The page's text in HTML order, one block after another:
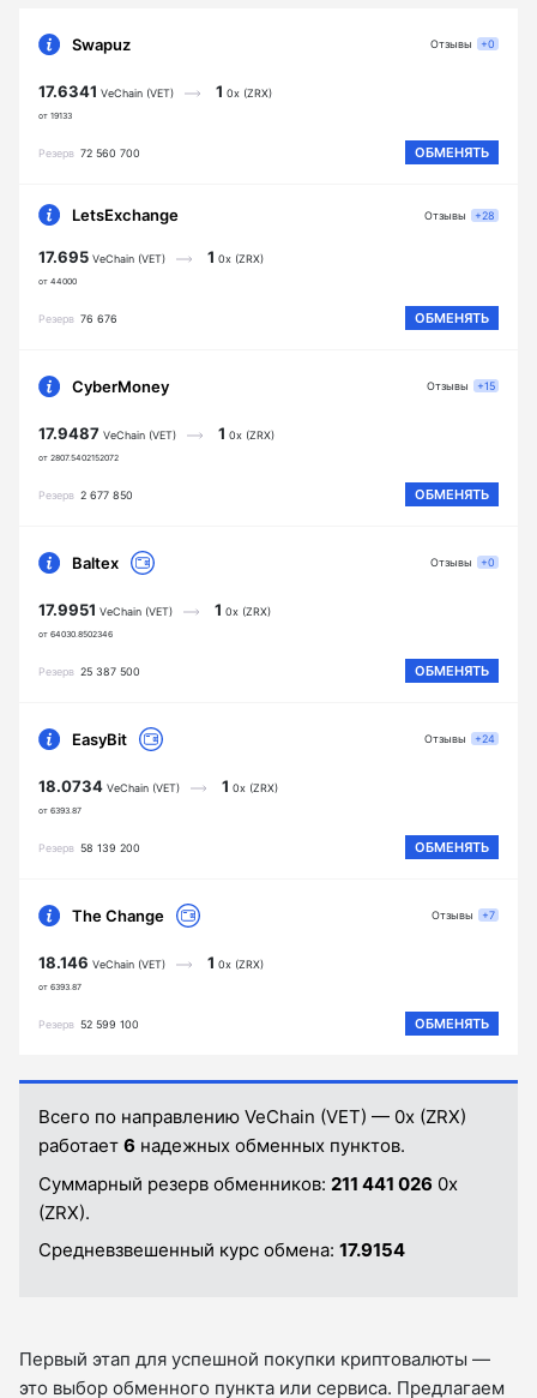
Swapuz
17.6341 VeChain (VET)
от 19133
1 0x (ZRX)
Резерв 72 560 700 ОБМЕНЯТЬ
Отзывы +0
LetsExchange
17.695 VeChain (VET)
от 44000
1 0x (ZRX)
Резерв 76 676 ОБМЕНЯТЬ
Отзывы +28
CyberMoney
17.9487 VeChain (VET)
от 2807.5402152072
1 0x (ZRX)
Резерв 2 677 850 ОБМЕНЯТЬ
Отзывы +15
Baltex
17.9951 VeChain (VET)
от 64030.8502346
1 0x (ZRX)
Резерв 25 387 500 ОБМЕНЯТЬ
Отзывы +0
EasyBit
18.0734 VeChain (VET)
от 6393.87
1 0x (ZRX)
Резерв 58 139 200 ОБМЕНЯТЬ
Отзывы +24
The Change
18.146 VeChain (VET)
от 6393.87
1 0x (ZRX)
Резерв 52 599 100 ОБМЕНЯТЬ
Отзывы +7
Всего по направлению VeChain (VET) — 0x (ZRX)
работает 6 надежных обменных пунктов.
Суммарный резерв обменников: 211 441 026 0x
(ZRX).
Средневзвешенный курс обмена: 17.9154
Первый этап для успешной покупки криптовалюты —
это выбор обменного пункта или сервиса. Предлагаем